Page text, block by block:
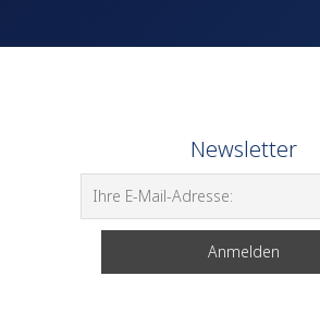
Newsletter